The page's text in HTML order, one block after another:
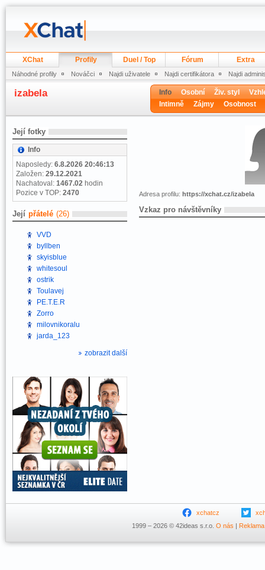
XChat Profily Duel / Top Fórum Extra
Náhodné profily Nováčci Najdi uživatele Najdi certifikátora Najdi
izabela Info Osobní Živ. styl
Intimně
Zájmy Osobnost
Její fotky
Info
Naposledy: 6.8.2026 20:46:13
Založen: 29.12.2021
Nachatoval: 1467.02 hodin
Pozice v TOP: 2470
Její přátelé (26)
VVD
byllben
skyisblue
whitesoul
ostrik
Toulavej
PE.T.E.R
Zorro
milovnikoralu
jarda_123
zobrazit další
Adresa profilu: https://xchat.cz/izabela
Vzkaz pro návštěvníky
xchatcz
1999 – 2026 © 42ideas s.r.o. O nás | Reklama